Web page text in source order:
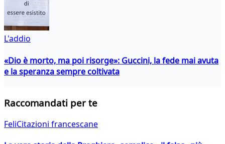
L'addio
«Dio è morto, ma poi risorge»: Guccini, la fede mai avuta
e la speranza sempre coltivata
Raccomandati per te
FeliCitazioni francescane